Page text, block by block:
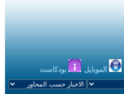
الموبايل بودكاست